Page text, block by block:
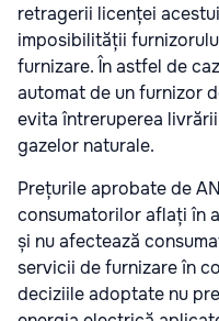
retragerii licenței
imposibilității
furnizare. În astfel de
automat de un furnizor
evita întreruperea
gazelor naturale.
Prețurile aprobate de
consumatorilor aflați în
și nu afectează
servicii de furnizare în
deciziile adoptate nu